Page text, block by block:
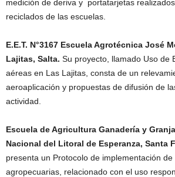
medición de deriva y portatarjetas
reciclados de las escuelas.
E.E.T. N°3167 Escuela Agrotécnica José
Lajitas, Salta. Su proyecto, llamado Uso de
aéreas en Las Lajitas, consta de un
aeroaplicación y propuestas de difusión de
actividad.
Escuela de Agricultura Ganadería y
Nacional del Litoral de Esperanza, Santa
presenta un Protocolo de implementación de
agropecuarias, relacionado con el uso